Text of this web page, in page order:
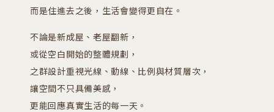
而是住進去之後，生活會變得更自在。
不論是新成屋、老屋翻新，
或從空白開始的整體規劃，
之群設計重視光線、動線、比例與材質層次，
讓空間不只具備美感，
更能回應真實生活的每一天。